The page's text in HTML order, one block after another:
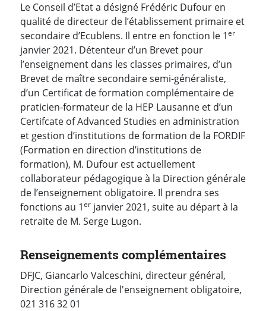
Le Conseil d’Etat a désigné Frédéric Dufour en
qualité de directeur de l’établissement primaire et
secondaire d’Ecublens. Il entre en fonction le 1er
janvier 2021. Détenteur d’un Brevet pour
l’enseignement dans les classes primaires, d’un
Brevet de maître secondaire semi-généraliste,
d’un Certificat de formation complémentaire de
praticien-formateur de la HEP Lausanne et d’un
Certifcate of Advanced Studies en administration
et gestion d’institutions de formation de la FORDIF
(Formation en direction d’institutions de
formation), M. Dufour est actuellement
collaborateur pédagogique à la Direction générale
de l’enseignement obligatoire. Il prendra ses
fonctions au 1er janvier 2021, suite au départ à la
retraite de M. Serge Lugon.
Renseignements complémentaires
DFJC, Giancarlo Valceschini, directeur général,
Direction générale de l'enseignement obligatoire,
021 316 32 01